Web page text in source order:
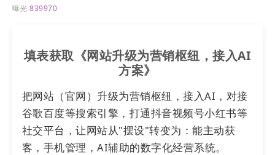
行业模板、上传业务资料”两步，AI便会自动
完成页面布局优化、营销内容生成、多端适
配调整，零基础用户3分钟可生成站点预览
版，正式运营仅需绑定独立域名。更关键的
是， 站点 内置“智能体”能力 实现服务升级——
曝光839970
填表获取《网站升级为营销枢纽，接入AI
方案》
把网站（官网）升级为营销枢纽，接入AI，对接
谷歌百度等搜索引擎，打通抖音视频号小红书等
社交平台，让网站从"摆设"转变为：能主动获
客，手机管理，AI辅助的数字化经营系统。